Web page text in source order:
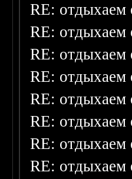
RE: отдыхаем
RE: отдыхаем
RE: отдыхаем
RE: отдыхаем
RE: отдыхаем
RE: отдыхаем
RE: отдыхаем
RE: отдыхаем